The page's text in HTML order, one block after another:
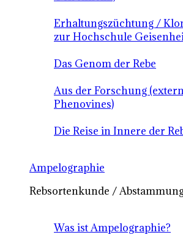
Erhaltungszüchtung /
zur Hochschule
Das Genom der Rebe
Aus der Forschung
Phenovines)
Die Reise in Innere der
Ampelographie
Rebsortenkunde /
Was ist Ampelographie?